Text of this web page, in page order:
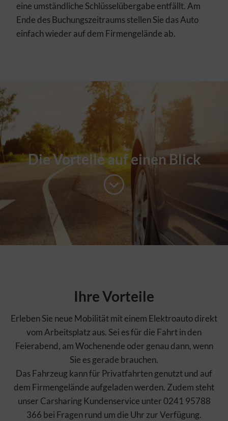
eine umständliche Schlüsselübergabe entfällt. Am
Ende des Buchungszeitraums stellen Sie das Auto
einfach wieder auf dem Firmengelände ab.
Die Vorteile auf einen Blick
Ihre Vorteile
Erleben Sie neue Mobilität mit einem Elektroauto direkt
vom Arbeitsplatz aus. Sei es für die Fahrt in den
Feierabend, am Wochenende oder genau dann, wenn
Sie es gerade brauchen.
Das Fahrzeug kann für Privatfahrten genutzt und auf
dem Firmengelände aufgeladen werden. Zudem steht
unser Carsharing Kundenservice unter 0241 95788
366 bei Fragen rund um die Uhr zur Verfügung.
DIESE WEBSITE MÖCHTE COOKIES